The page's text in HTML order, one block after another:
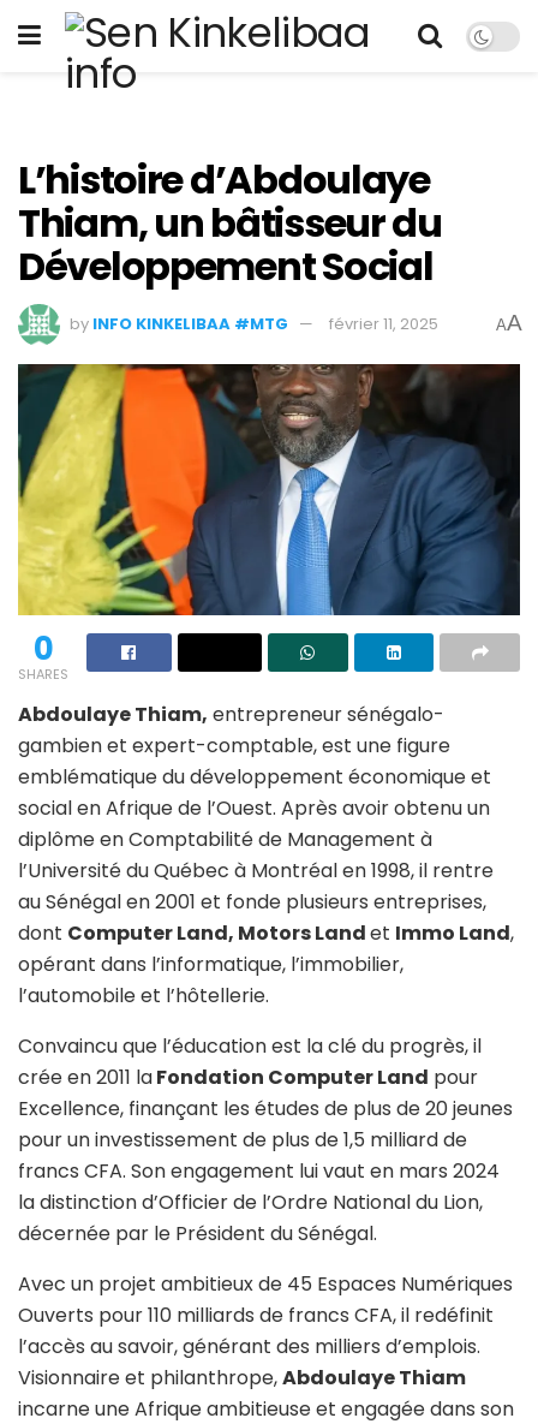
L’histoire d’Abdoulaye
Thiam, un bâtisseur du
Développement Social
by INFO KINKELIBAA #MTG février 11, 2025 AA
0
SHARES
Abdoulaye Thiam, entrepreneur sénégalo-
gambien et expert-comptable, est une figure
emblématique du développement économique et
social en Afrique de l’Ouest. Après avoir obtenu un
diplôme en Comptabilité de Management à
l’Université du Québec à Montréal en 1998, il rentre
au Sénégal en 2001 et fonde plusieurs entreprises,
dont Computer Land, Motors Landet Immo Land,
opérant dans l’informatique, l’immobilier,
l’automobile et l’hôtellerie.
Convaincu que l’éducation est la clé du progrès, il
crée en 2011 laFondation Computer Land pour
Excellence, finançant les études de plus de 20 jeunes
pour un investissement de plus de 1,5 milliard de
francs CFA. Son engagement lui vaut en mars 2024
la distinction d’Officier de l’Ordre National du Lion,
décernée par le Président du Sénégal.
Avec un projet ambitieux de 45 Espaces Numériques
Ouverts pour 110 milliards de francs CFA, il redéfinit
l’accès au savoir, générant des milliers d’emplois.
Visionnaire et philanthrope,Abdoulaye Thiam
incarne une Afrique ambitieuse et engagée dans son